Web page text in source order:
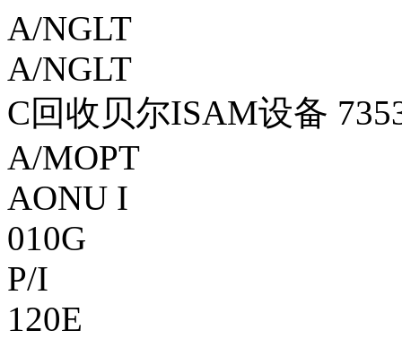
A/NGLT
A/NGLT
C回收贝尔ISAM设备
A/MOPT
AONU I
010G
P/I
120E